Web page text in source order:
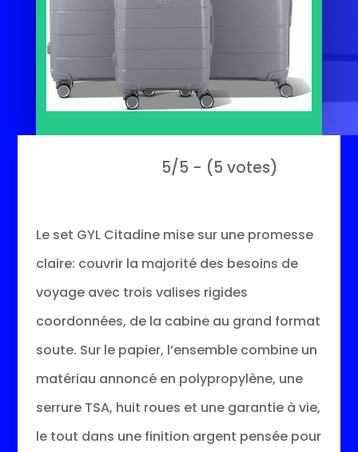
5/5 - (5 votes)
Le set GYL Citadine mise sur une promesse
claire: couvrir la majorité des besoins de
voyage avec trois valises rigides
coordonnées, de la cabine au grand format
soute. Sur le papier, l’ensemble combine un
matériau annoncé en polypropylène, une
serrure TSA, huit roues et une garantie à vie,
le tout dans une finition argent pensée pour